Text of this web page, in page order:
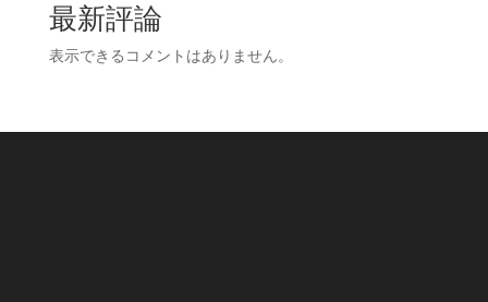
最新評論
表示できるコメントはありません。